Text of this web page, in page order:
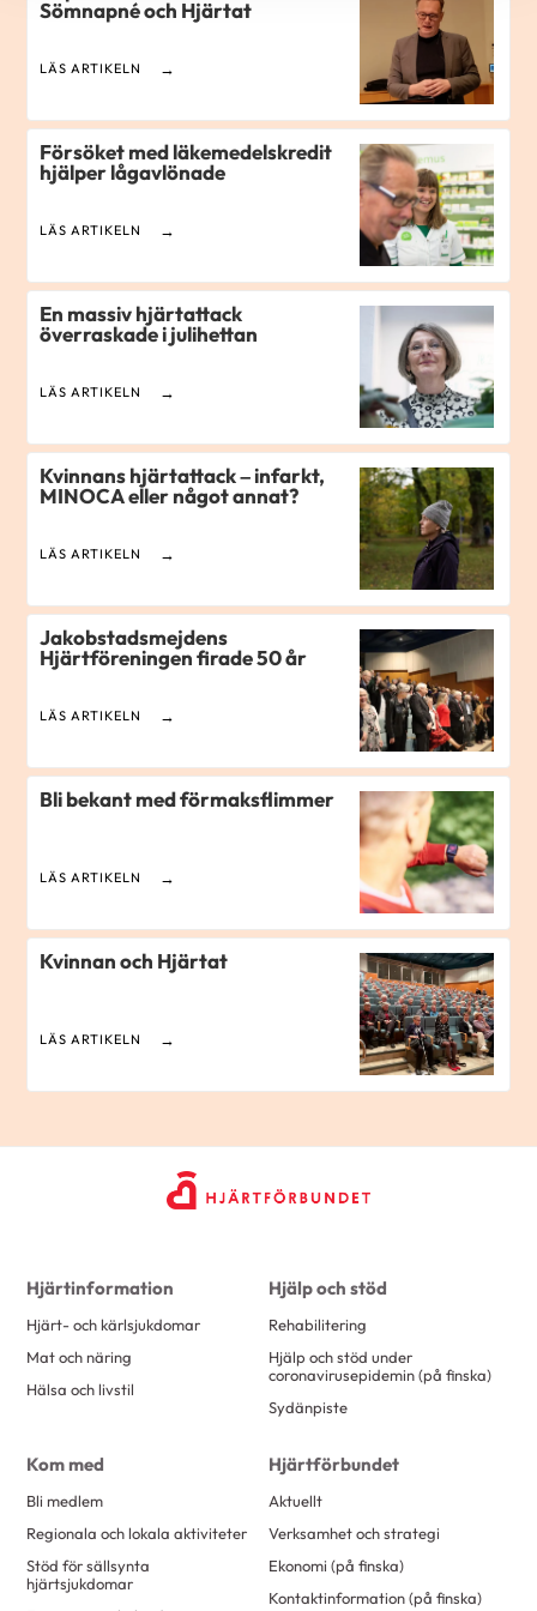
Sömnapné och Hjärtat
LÄS ARTIKELN
Försöket med läkemedelskredit
hjälper lågavlönade
LÄS ARTIKELN
En massiv hjärtattack
överraskade i julihettan
LÄS ARTIKELN
Kvinnans hjärtattack – infarkt,
MINOCA eller något annat?
LÄS ARTIKELN
Jakobstadsmejdens
Hjärtföreningen firade 50 år
LÄS ARTIKELN
Bli bekant med förmaksflimmer
LÄS ARTIKELN
Kvinnan och Hjärtat
LÄS ARTIKELN
Hjärtinformation
Hjärt- och kärlsjukdomar
Mat och näring
Hälsa och livstil
Hjälp och stöd
Rehabilitering
Hjälp och stöd under
coronavirusepidemin (på finska)
Sydänpiste
Kom med
Bli medlem
Regionala och lokala aktiviteter
Stöd för sällsynta
hjärtsjukdomar
Hjärtförbundet
Aktuellt
Verksamhet och strategi
Ekonomi (på finska)
Kontaktinformation (på finska)